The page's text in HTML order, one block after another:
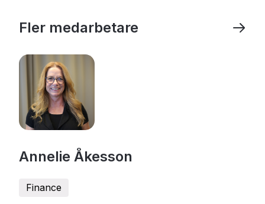
Fler medarbetare
Annelie Åkesson
Finance